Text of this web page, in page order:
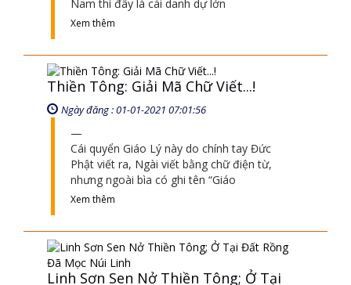
Phật viết ra, Ngài viết bằng chữ điện từ,
nhưng ngoài bìa có ghi tên “Giáo
Linh Sơn Sen Nở Thiền Tông; Ở Tại
Đất Rồng Đã Mọc Núi Linh
Ngày đăng : 01-01-2021 08:01:40
Đây gọi là một di tích để nói cái dòng
Thiền tông nó đi đàng hoàng, có 36 ông
tổ dẫn đi và kết thúc
Mô hình đường về phật giới và bảo